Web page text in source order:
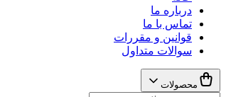
درباره ما
تماس با ما
قوانین و مقررات
سوالات متداول
محصولات